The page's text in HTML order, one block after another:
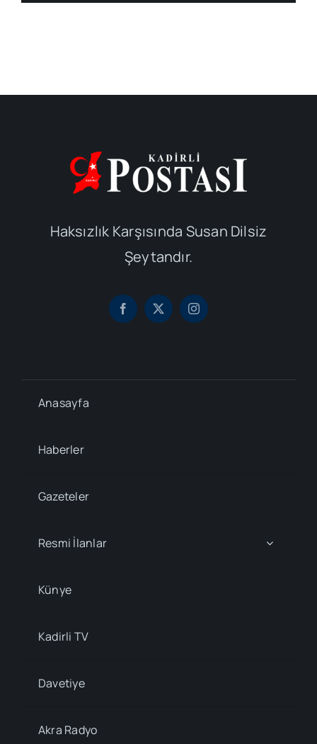
Haksızlık Karşısında Susan Dilsiz
Şeytandır.
Anasayfa
Haberler
Gazeteler
Resmi İlanlar
Künye
Kadirli TV
Davetiye
Akra Radyo